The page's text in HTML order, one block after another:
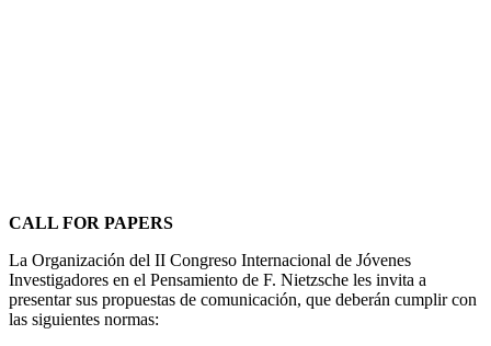
CALL FOR PAPERS
La Organización del II Congreso Internacional de Jóvenes
Investigadores en el Pensamiento de F. Nietzsche les invita a
presentar sus propuestas de comunicación, que deberán cumplir con
las siguientes normas: